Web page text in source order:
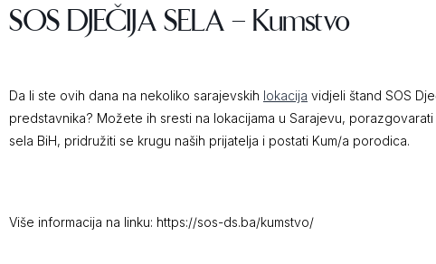
SOS DJEČIJA SELA – Kumstvo
Da li ste ovih dana na nekoliko sarajevskih lokacija vidjeli štand SOS
predstavnika? Možete ih sresti na lokacijama u Sarajevu,
sela BiH, pridružiti se krugu naših prijatelja i postati Kum/a porodica.
Više informacija na linku: https://sos-ds.ba/kumstvo/